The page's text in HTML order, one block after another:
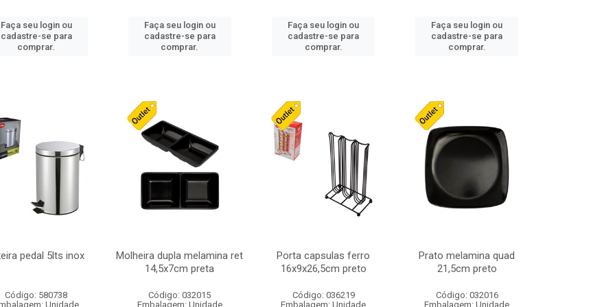
Faça seu login ou
cadastre-se para
comprar.
Faça seu login ou
cadastre-se para
comprar.
Faça seu login ou
cadastre-se para
comprar.
Faça seu login ou
cadastre-se para
comprar.
pedal 5lts inox
Código: 580738
Unidade
Molheira dupla melamina ret
14,5x7cm preta
Código: 032015
Embalagem: Unidade
Porta capsulas ferro
16x9x26,5cm preto
Código: 036219
Embalagem: Unidade
Prato melamina quad
21,5cm preto
Código: 032016
Embalagem: Unidade